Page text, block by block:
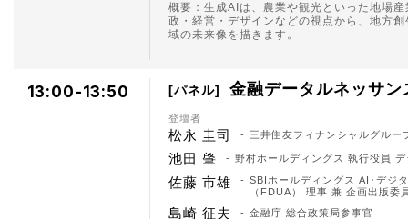
概要：生成AIは、農業や観光といった地場
政・経営・デザインなどの視点から、地方
域の未来像を描きます。
13:00-13:50 パネル 金融データルネッサ
登壇者
松永 圭司 三井住友フィナンシャルグルー
池田 肇 野村ホールディングス 執行役員
佐藤 市雄
SBIホールディングス AI･デジ
（FDUA） 理事 兼 企画出版委
島崎 征夫 金融庁 総合政策局参事官